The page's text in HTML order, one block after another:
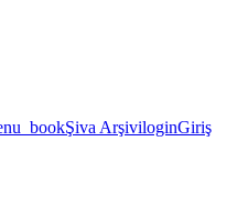
Şiva ArşiviloginGiriş